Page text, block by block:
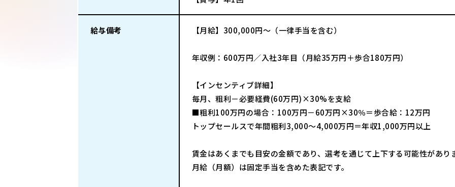
給与備考 【月給】300,000円～（一律手当を含む）
年収例：600万円／入社3年目（月給35万円＋歩合180万円）
【インセンティブ詳細】
毎月、粗利－必要経費(60万円)×30%を支給
■粗利100万円の場合：100万円－60万円×30％＝歩合給：12万円
トップセールスで年間粗利3,000～4,000万円＝年収1,000万円以上
賃金はあくまでも目安の金額であり、選考を通じて上下する可能性があり
月給（月額）は固定手当を含めた表記です。